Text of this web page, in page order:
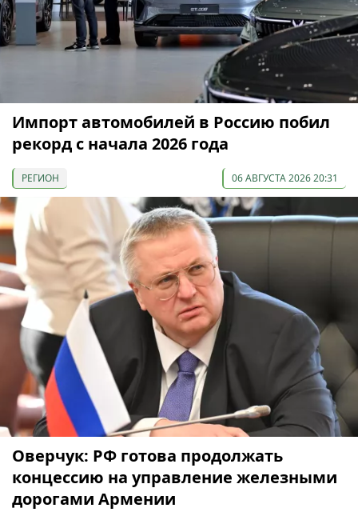
Импорт автомобилей в Россию побил
рекорд с начала 2026 года
РЕГИОН 06 АВГУСТА 2026 20:31
Оверчук: РФ готова продолжать
концессию на управление железными
дорогами Армении